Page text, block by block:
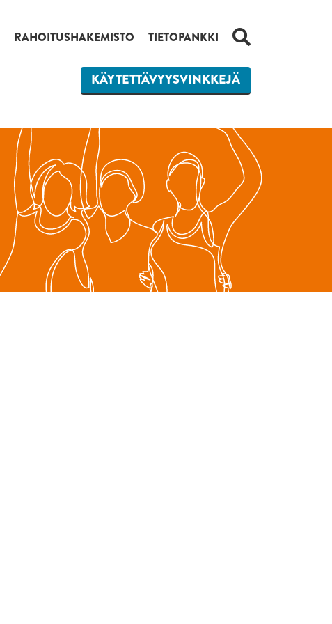
RAHOITUSHAKEMISTO TIETOPANKKI HAKU
KÄYTETTÄVYYSVINKKEJÄ